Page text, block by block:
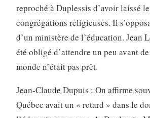
reproché à Duplessis d’avoir laissé
congrégations religieuses. Il
d’un ministère de l’éducation. Jean
été obligé d’attendre un peu avant
monde n’était pas prêt.
Jean-Claude Dupuis : On affirme
Québec avait un « retard » dans le